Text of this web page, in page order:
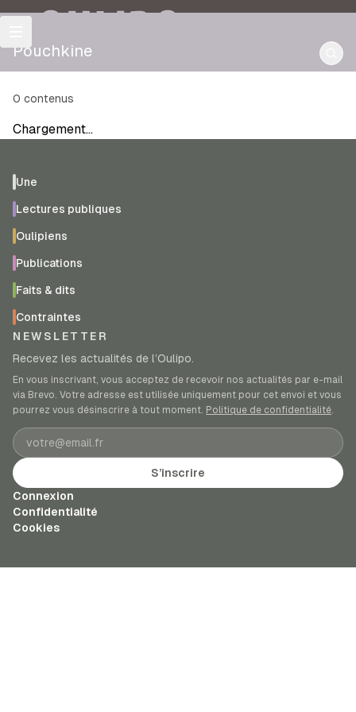
OULIPO
Pouchkine
0 contenus
Chargement…
Une
Lectures publiques
Oulipiens
Publications
Faits & dits
Contraintes
NEWSLETTER
Recevez les actualités de l’Oulipo.
En vous inscrivant, vous acceptez de recevoir nos actualités par e-mail
via Brevo. Votre adresse est utilisée uniquement pour cet envoi et vous
pourrez vous désinscrire à tout moment. Politique de confidentialité.
Adresse e-mail
S’inscrire
Connexion
Confidentialité
Cookies